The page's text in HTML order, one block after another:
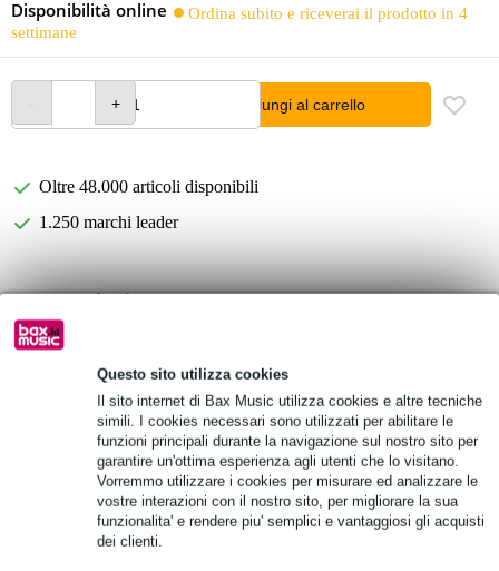
Questo sito utilizza cookies
Il sito internet di Bax Music utilizza cookies e altre tecniche
simili. I cookies necessari sono utilizzati per abilitare le
funzioni principali durante la navigazione sul nostro sito per
garantire un'ottima esperienza agli utenti che lo visitano.
Vorremmo utilizzare i cookies per misurare ed analizzare le
vostre interazioni con il nostro sito, per migliorare la sua
funzionalita' e rendere piu' semplici e vantaggiosi gli acquisti
dei clienti.
Disponibilità online
Ordina subito e riceverai il prodotto in 4
settimane
Aggiungi al carrello
Oltre 48.000 articoli disponibili
1.250 marchi leader
Informazioni sul prodotto
tipo di prodotto: custodia protettiva
custodia protettiva per: RCF NXL 14-A
materiale: nylon
Specifiche complete
Vedi anche (4)